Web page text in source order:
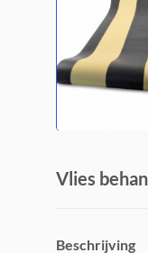
Vlies
Beschrijving